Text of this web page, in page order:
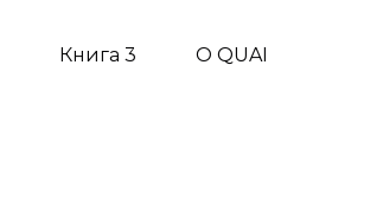
Книга 3 О QUAI